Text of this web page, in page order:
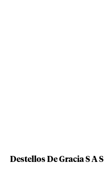
Destellos De Gracia S A S